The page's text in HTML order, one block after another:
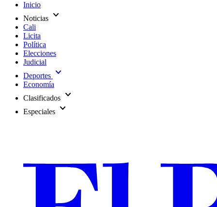
Inicio
Noticias expand_more
Cali
Licita
Política
Elecciones
Judicial
Deportes expand_more
Economía
Clasificados expand_more
Especiales expand_more